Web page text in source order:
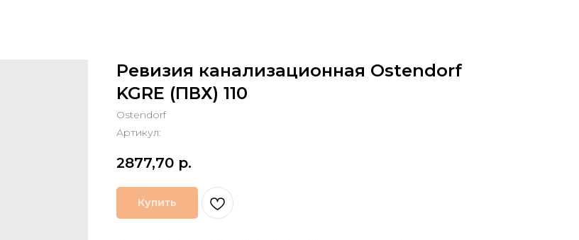
Ревизия канализационная Ostendorf
KGRE (ПВХ) 110
Ostendorf
Артикул:
2877,70 р.
Купить